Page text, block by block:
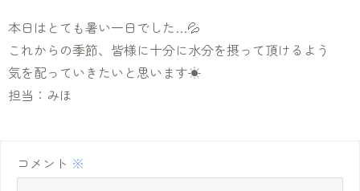
本日はとても暑い一日でした…💦
これからの季節、皆様に十分に水分を摂って頂けるよう
気を配っていきたいと思います☀
担当：みほ
コメント ※